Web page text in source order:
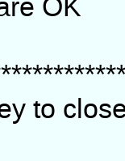
OK
to